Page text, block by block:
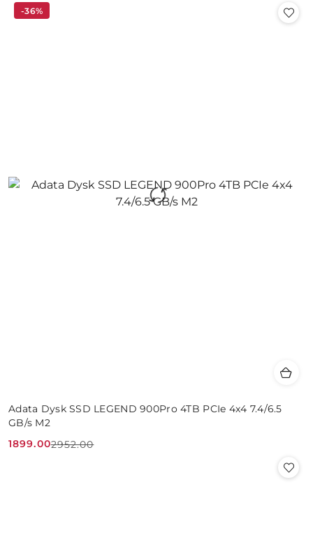
Adata Dysk SSD LEGEND 900Pro 4TB PCIe 4x4 7.4/6.5
GB/s M2
Cena
1899.00
Cena
2952.00
-36%